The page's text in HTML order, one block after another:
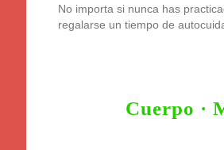
No importa si nunca has
regalarse un tiempo de
Cuerpo ·